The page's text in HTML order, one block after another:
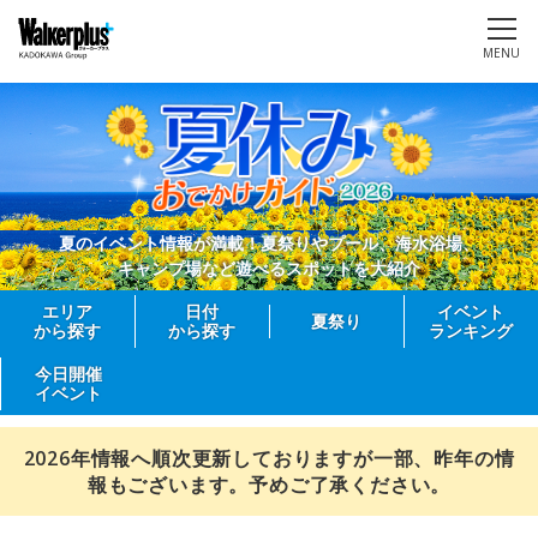
MENU
夏のイベント情報が満載！夏祭りやプール、海水浴場、
キャンプ場など遊べるスポットを大紹介
エリア
から探す
日付
から探す
夏祭り
イベント
ランキング
今日開催
イベント
2026年情報へ順次更新しておりますが一部、昨年の情
報もございます。予めご了承ください。